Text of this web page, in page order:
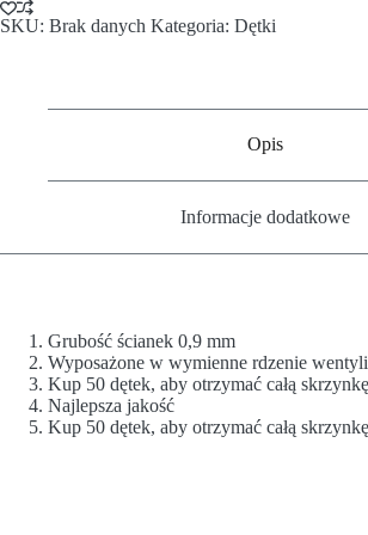
SKU: Brak danych Kategoria: Dętki
Opis
Informacje dodatkowe
Grubość ścianek 0,9 mm
Wyposażone w wymienne rdzenie wentyli
Kup 50 dętek, aby otrzymać całą skrzynkę
Najlepsza jakość
Kup 50 dętek, aby otrzymać całą skrzynkę